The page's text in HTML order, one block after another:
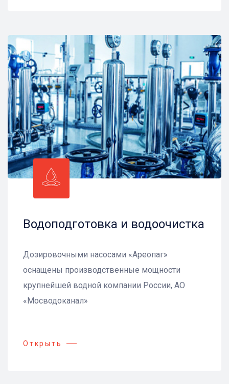
Водоподготовка и водоочистка
Дозировочными насосами «Ареопаг»
оснащены производственные мощности
крупнейшей водной компании России, АО
«Мосводоканал»
Открыть